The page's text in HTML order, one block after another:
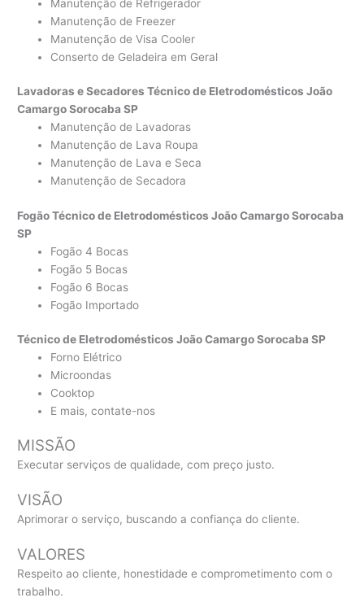
Manutenção de Refrigerador
Manutenção de Freezer
Manutenção de Visa Cooler
Conserto de Geladeira em Geral
Lavadoras e Secadores Técnico de Eletrodomésticos João
Camargo Sorocaba SP
Manutenção de Lavadoras
Manutenção de Lava Roupa
Manutenção de Lava e Seca
Manutenção de Secadora
Fogão Técnico de Eletrodomésticos João Camargo Sorocaba
SP
Fogão 4 Bocas
Fogão 5 Bocas
Fogão 6 Bocas
Fogão Importado
Técnico de Eletrodomésticos João Camargo Sorocaba SP
Forno Elétrico
Microondas
Cooktop
E mais, contate-nos
MISSÃO
Executar serviços de qualidade, com preço justo.
VISÃO
Aprimorar o serviço, buscando a confiança do cliente.
VALORES
Respeito ao cliente, honestidade e comprometimento com o
trabalho.